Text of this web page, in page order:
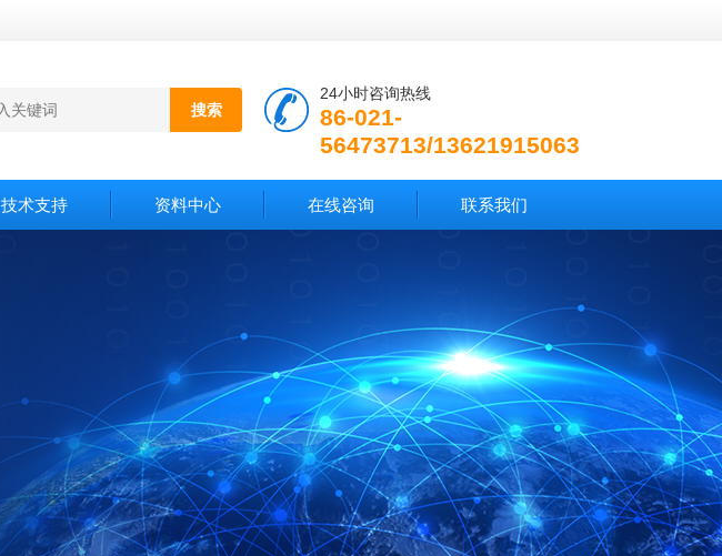
24小时咨询热线
86-021-
56473713/13621915063
技术支持 资料中心 在线咨询 联系我们